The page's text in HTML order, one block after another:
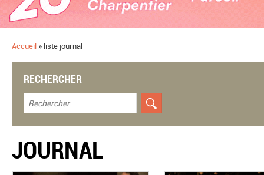
Accueil » liste journal
RECHERCHER
JOURNAL